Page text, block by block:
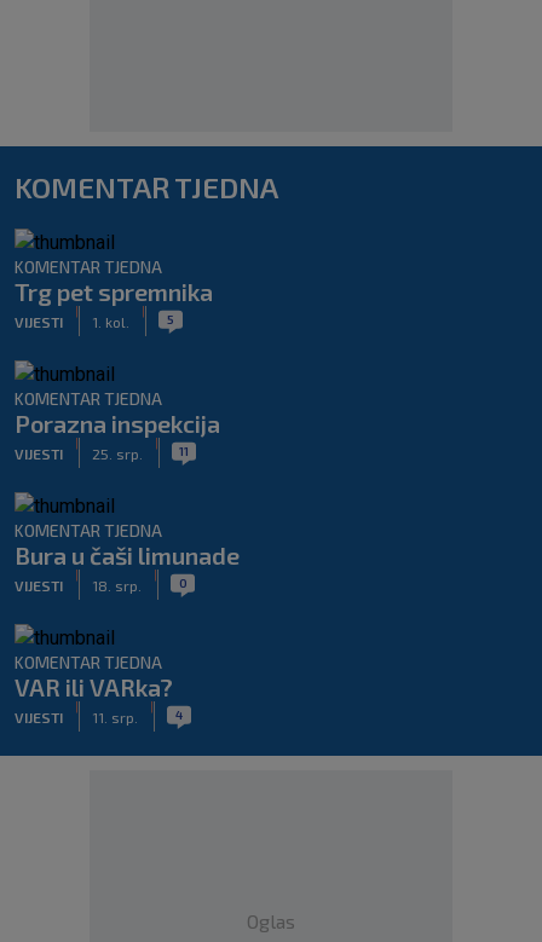
KOMENTAR TJEDNA
KOMENTAR TJEDNA
Trg pet spremnika
VIJESTI 1. kol. 5
KOMENTAR TJEDNA
Porazna inspekcija
VIJESTI 25. srp. 11
KOMENTAR TJEDNA
Bura u čaši limunade
VIJESTI 18. srp. 0
KOMENTAR TJEDNA
VAR ili VARka?
VIJESTI 11. srp. 4
Oglas